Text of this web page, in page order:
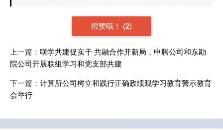
很赞哦！ (2)
上一篇： 联学共建促实干 共融合作开新局，申腾公司和东勘
院公司开展联组学习和党支部共建
下一篇： 计算所公司树立和践行正确政绩观学习教育警示教育
会举行